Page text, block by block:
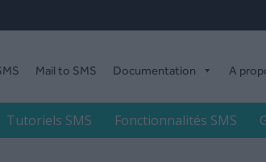
Mail to SMS Documentation A
Tutoriels SMS Fonctionnalités SMS